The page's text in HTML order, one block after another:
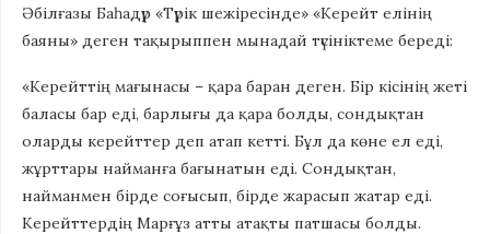
Әбілғазы Баһадүр «Түрік шежіресінде» «Керейт елінің
баяны» деген тақырыппен мынадай түсініктеме береді:
«Керейттің мағынасы – қара баран деген. Бір кісінің жеті
баласы бар еді, барлығы да қара болды, сондықтан
оларды керейттер деп атап кетті. Бұл да көне ел еді,
жұрттары найманға бағынатын еді. Сондықтан,
найманмен бірде соғысып, бірде жарасып жатар еді.
Керейттердің Марғұз атты атақты патшасы болды.